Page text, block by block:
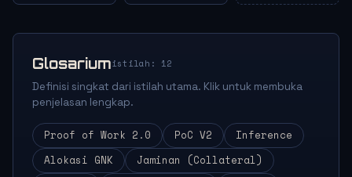
Glosariumistilah: 12
Definisi singkat dari istilah utama. Klik untuk membuka
penjelasan lengkap.
Proof of Work 2.0 PoC V2
Inference
Alokasi GNK
Jaminan (Collateral)